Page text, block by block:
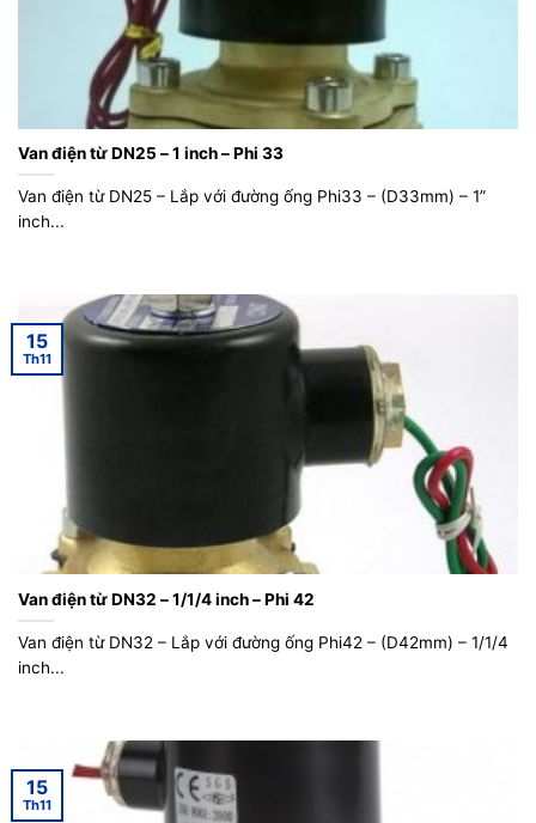
Van điện từ DN25 – 1 inch – Phi 33
Van điện từ DN25 – Lắp với đường ống Phi33 – (D33mm) – 1”
inch...
Van điện từ DN32 – 1/1/4 inch – Phi 42
Van điện từ DN32 – Lắp với đường ống Phi42 – (D42mm) – 1/1/4
inch...
15
Th11
15
Th11